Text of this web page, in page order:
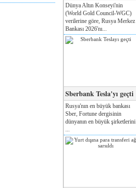
Dünya Altın Konseyi'nin
(World Gold Council-WGC)
verilerine göre, Rusya Merkez
Bankası 2026'nı...
Sberbank Tesla'yı geçti
Rusya'nın en büyük bankası
Sber, Fortune dergisinin
dünyanın en büyük şirketlerini
...